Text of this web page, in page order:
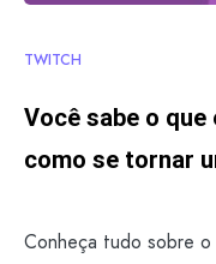
TWITCH
Você sabe o que
como se tornar
Conheça tudo sobre